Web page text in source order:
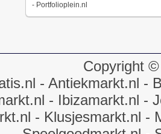
- Portfolioplein.nl
Copyright
- Antiekmarkt.nl -
- Ibizamarkt.nl -
- Klusjesmarkt.nl -